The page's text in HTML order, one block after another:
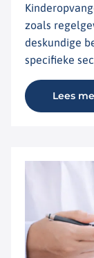
zoals
deskundige
specifieke
Lees